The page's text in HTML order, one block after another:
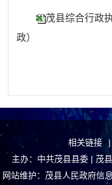
茂县综合行政
政）
相关链接 |
主办：中共茂县县委 | 茂
网站维护：茂县人民政府